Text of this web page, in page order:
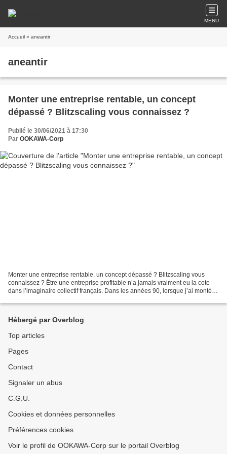
MENU
Accueil » aneantir
aneantir
Monter une entreprise rentable, un concept
dépassé ? Blitzscaling vous connaissez ?
Publié le 30/06/2021 à 17:30
Par OOKAWA-Corp
Monter une entreprise rentable, un concept dépassé ? Blitzscaling vous
connaissez ? Être une entreprise profitable n’a jamais vraiment eu la cote
dans l’imaginaire collectif français. Dans les années 90, lorsque j’ai monté
Hébergé par Overblog
Top articles
Pages
Contact
Signaler un abus
C.G.U.
Cookies et données personnelles
Préférences cookies
Voir le profil de OOKAWA-Corp sur le portail Overblog